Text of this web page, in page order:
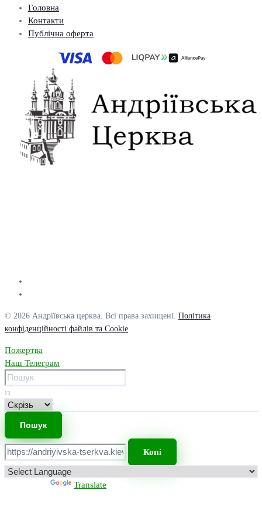
Головна
Контакти
Публічна оферта
© 2026 Андріївська церква. Всі права захищені. Політика
конфіденційності файлів та Cookie
Пожертва
Наш Телеграм
із
Копі
Translate